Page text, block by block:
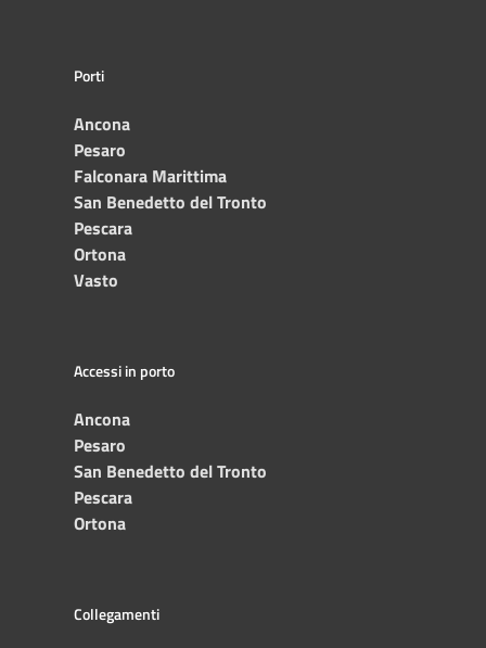
Porti
Ancona
Pesaro
Falconara Marittima
San Benedetto del Tronto
Pescara
Ortona
Vasto
Accessi in porto
Ancona
Pesaro
San Benedetto del Tronto
Pescara
Ortona
Collegamenti